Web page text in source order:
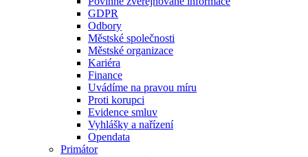
GDPR
Odbory
Městské společnosti
Městské organizace
Kariéra
Finance
Uvádíme na pravou míru
Proti korupci
Evidence smluv
Vyhlášky a nařízení
Opendata
Primátor